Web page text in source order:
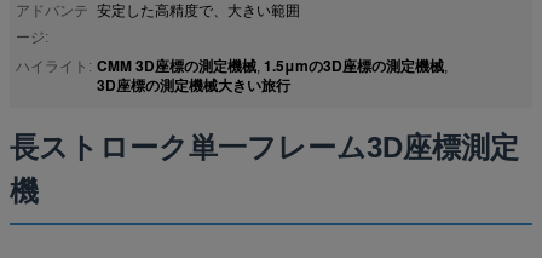
アドバンテ
ージ:
安定した高精度で、大きい範囲
ハイライト: CMM 3D座標の測定機械, 1.5μmの3D座標の測定機械,
3D座標の測定機械大きい旅行
長ストローク単一フレーム3D座標測定
機